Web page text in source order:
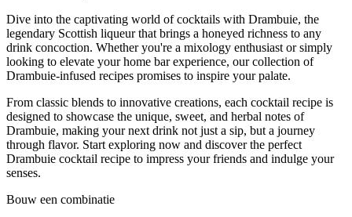
Dive into the captivating world of cocktails with Drambuie, the
legendary Scottish liqueur that brings a honeyed richness to any
drink concoction. Whether you're a mixology enthusiast or simply
looking to elevate your home bar experience, our collection of
Drambuie-infused recipes promises to inspire your palate.
From classic blends to innovative creations, each cocktail recipe is
designed to showcase the unique, sweet, and herbal notes of
Drambuie, making your next drink not just a sip, but a journey
through flavor. Start exploring now and discover the perfect
Drambuie cocktail recipe to impress your friends and indulge your
senses.
Bouw een combinatie